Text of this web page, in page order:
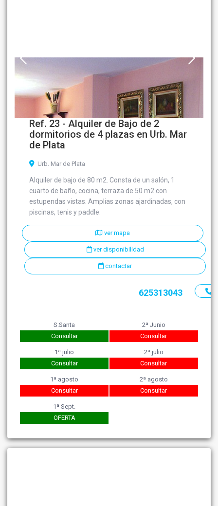
Ref. 23 - Alquiler de Bajo de 2
dormitorios de 4 plazas en Urb. Mar
de Plata
Urb. Mar de Plata
Alquiler de bajo de 80 m2. Consta de un salón, 1
cuarto de baño, cocina, terraza de 50 m2 con
estupendas vistas. Amplias zonas ajardinadas, con
piscinas, tenis y paddle.
ver mapa
ver disponibilidad
contactar
625313043
S.Santa
Consultar
2ª Junio
Consultar
1ª julio
Consultar
2ª julio
Consultar
1ª agosto
Consultar
2ª agosto
Consultar
1ª Sept.
OFERTA